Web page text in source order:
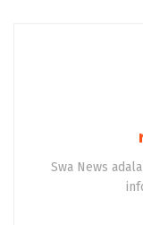
Swa News